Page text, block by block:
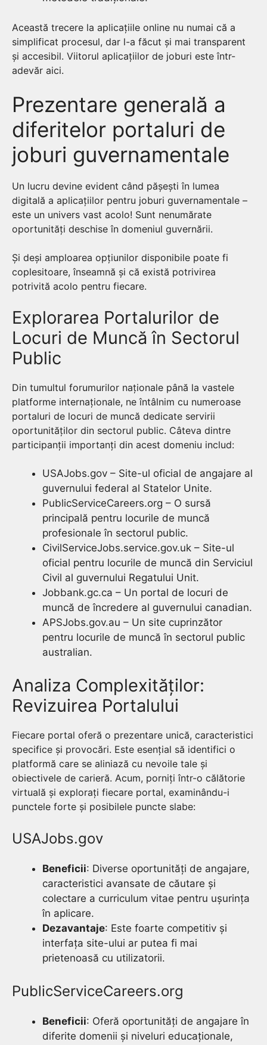
Această trecere la aplicațiile online nu numai că a
simplificat procesul, dar l-a făcut și mai transparent
și accesibil. Viitorul aplicațiilor de joburi este într-
adevăr aici.
Prezentare generală a
diferitelor portaluri de
joburi guvernamentale
Un lucru devine evident când pășești în lumea
digitală a aplicațiilor pentru joburi guvernamentale –
este un univers vast acolo! Sunt nenumărate
oportunități deschise în domeniul guvernării.
Și deși amploarea opțiunilor disponibile poate fi
coplesitoare, înseamnă și că există potrivirea
potrivită acolo pentru fiecare.
Explorarea Portalurilor de
Locuri de Muncă în Sectorul
Public
Din tumultul forumurilor naționale până la vastele
platforme internaționale, ne întâlnim cu numeroase
portaluri de locuri de muncă dedicate servirii
oportunităților din sectorul public. Câteva dintre
participanții importanți din acest domeniu includ:
USAJobs.gov – Site-ul oficial de angajare al
guvernului federal al Statelor Unite.
PublicServiceCareers.org – O sursă
principală pentru locurile de muncă
profesionale în sectorul public.
CivilServiceJobs.service.gov.uk – Site-ul
oficial pentru locurile de muncă din Serviciul
Civil al guvernului Regatului Unit.
Jobbank.gc.ca – Un portal de locuri de
muncă de încredere al guvernului canadian.
APSJobs.gov.au – Un site cuprinzător
pentru locurile de muncă în sectorul public
australian.
Analiza Complexităților:
Revizuirea Portalului
Fiecare portal oferă o prezentare unică, caracteristici
specifice și provocări. Este esențial să identifici o
platformă care se aliniază cu nevoile tale și
obiectivele de carieră. Acum, porniți într-o călătorie
virtuală și explorați fiecare portal, examinându-i
punctele forte și posibilele puncte slabe:
USAJobs.gov
Beneficii: Diverse oportunități de angajare,
caracteristici avansate de căutare și
colectare a curriculum vitae pentru ușurința
în aplicare.
Dezavantaje: Este foarte competitiv și
interfața site-ului ar putea fi mai
prietenoasă cu utilizatorii.
PublicServiceCareers.org
Beneficii: Oferă oportunități de angajare în
diferite domenii și niveluri educaționale,